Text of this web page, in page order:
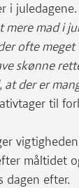
i juledagene.
mere mad i
ofte
skønne
at der er
til
måltidet
dagen efter.